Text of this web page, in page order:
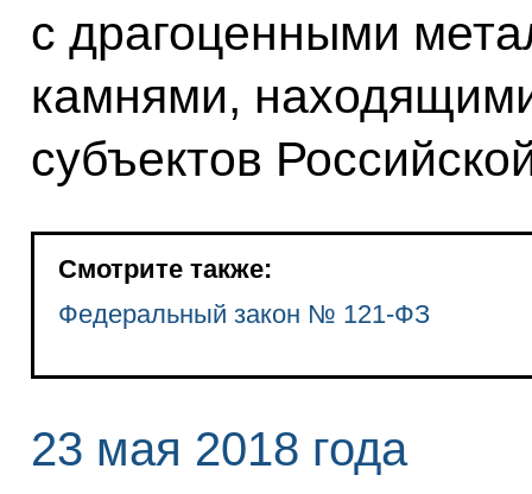
с драгоценными
камнями,
субъектов
Смотрите также:
Федеральный закон № 121-ФЗ
23 мая 2018 года